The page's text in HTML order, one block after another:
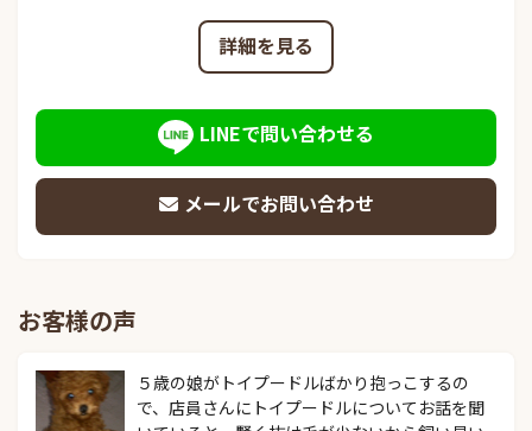
詳細を見る
LINEで問い合わせる
メールでお問い合わせ
お客様の声
５歳の娘がトイプードルばかり抱っこするの
で、店員さんにトイプードルについてお話を聞